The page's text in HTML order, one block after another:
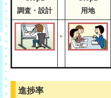
調査・設計
用地
進捗率